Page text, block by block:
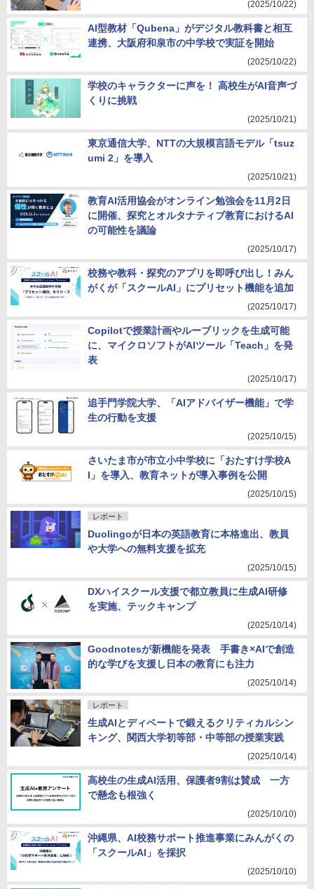
(2025/10/22)
AI型教材「Qubena」がデジタル教科書と相互
連携、大阪府和泉市の中学校で実証を開始
(2025/10/22)
学校のキャラクターに声を！ 高校生がAI音声づ
くりに挑戦
(2025/10/21)
東京通信大学、NTTの大規模言語モデル「tsuz
umi 2」を導入
(2025/10/21)
教育AI活用協会がオンライン勉強会を11月2日
に開催、探究とオルタナティブ教育におけるAI
の可能性を議論
(2025/10/17)
校務や教科・探究のアプリを即呼び出し！みん
がくが「スクールAI」にプリセット機能を追加
(2025/10/17)
Copilotで授業計画やルーブリックを生成可能
に、マイクロソフトがAIツール「Teach」を発
表
(2025/10/17)
追手門学院大学、「AIアドバイザー機能」で学
生の行動を支援
(2025/10/15)
さいたま市が市立小中学校に「おたすけ学校A
I」を導入、教育ネットが導入事例を公開
(2025/10/15)
レポート
Duolingoが日本の英語教育に本格進出、教員
や大学への無料支援を拡充
(2025/10/15)
DXハイスクール支援で都立教員に生成AI研修
を実施、テックキャンプ
(2025/10/14)
Goodnotesが新機能を発表 手書き×AIで創造
的な学びを支援し日本の教育にも注力
(2025/10/14)
レポート
生成AIとディベートで鍛えるクリティカルシン
キング、関西大学初等部・中等部の授業実践
(2025/10/14)
高校生の生成AI活用、保護者9割は賛成 一方
で懸念も根強く
(2025/10/10)
沖縄県、AI校務サポート推進事業にみんがくの
「スクールAI」を採択
(2025/10/10)